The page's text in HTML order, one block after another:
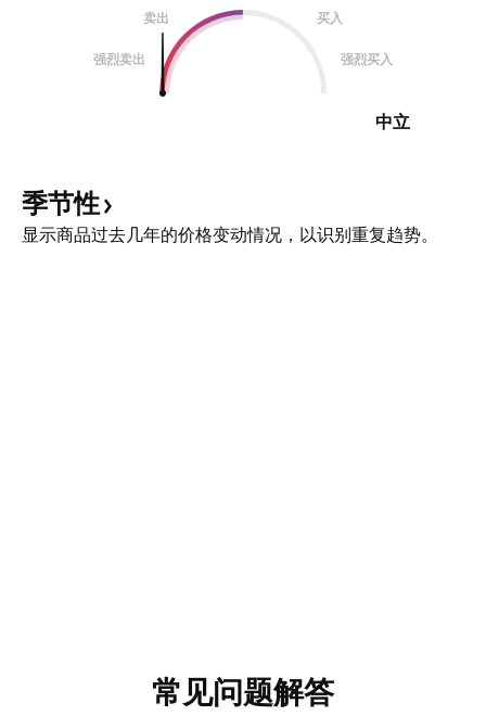
卖出
买入
强烈卖出 强烈买入
中立
季节性
显示商品过去几年的价格变动情况，以识别重复趋势。
常见问题解答